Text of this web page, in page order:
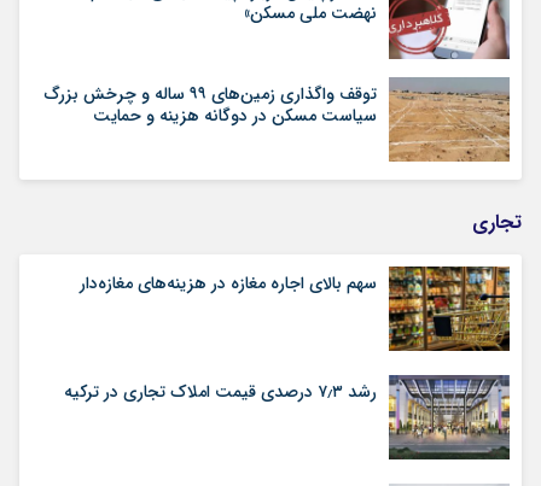
نهضت ملی مسکن»
توقف واگذاری زمین‌های ۹۹ ساله و چرخش بزرگ
سیاست مسکن در دوگانه هزینه و حمایت
تجاری
سهم بالای اجاره‌‌ مغازه در هزینه‌‌های مغازه‌‌دار
رشد ۷٫۳ درصدی قیمت‌ املاک تجاری در ترکیه